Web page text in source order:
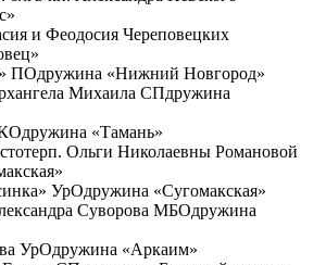
и Феодосия Череповецких
ПОдружина «Нижний Новгород»
Михаила СПдружина
дружина «Тамань»
Ольги Николаевны Романовой
УрОдружина «Сугомакская»
Суворова МБОдружина
УрОдружина «Аркаим»